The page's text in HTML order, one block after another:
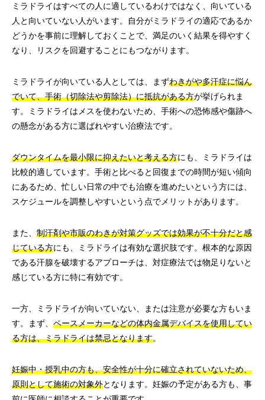
ミラドライはすべての人に適しているわけではなく、向いている
人と向いていない人がいます。自分がミラドライの適応であるか
どうかを事前に理解しておくことで、満足のいく結果を得やすく
なり、リスクを回避することにもつながります。
ミラドライが向いている人としては、まずわきがや多汗症に悩ん
でいて、手術（切除法や剪除法）に抵抗がある方が挙げられま
す。ミラドライはメスを使わないため、手術への恐怖感や傷跡へ
の懸念がある方に選ばれやすい治療法です。
ダウンタイムを最小限に抑えたいと考える方にも、ミラドライは
比較的適しています。手術と比べると回復までの時間が短い傾向
にあるため、忙しい日常の中でも治療を進めたいという方には、
スケジュールを調整しやすいという点でメリットがあります。
また、 制汗剤や市販のわきが対策グッズでは効果が不十分だと感
じている方にも、ミラドライは有効な選択肢です。根本的な原因
である汗腺を破壊するアプローチは、対症療法では物足りないと
感じている方に特に有効です。
一方、ミラドライが向いていない、または注意が必要な方もいま
す。まず、 ペースメーカーなどの体内金属デバイスを使用してい
る方は、ミラドライは禁忌となります。
妊娠中・授乳中の方も、安全性が十分に確立されていないため、
原則として施術の対象外となります。妊娠の予定がある方も、事